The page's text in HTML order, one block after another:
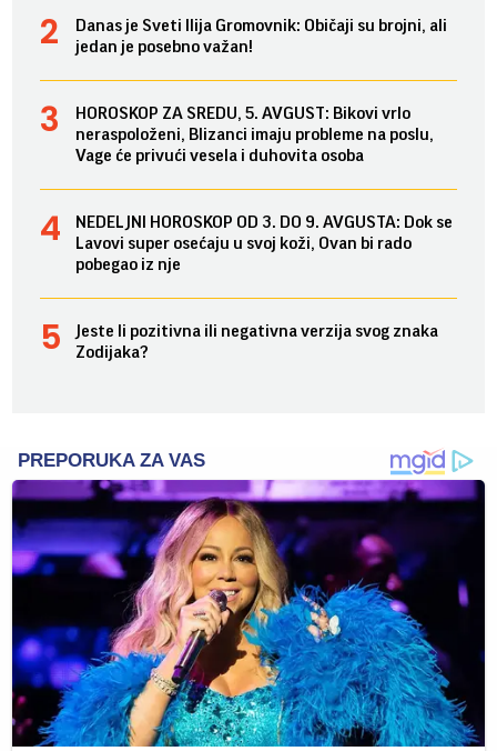
Danas je Sveti Ilija Gromovnik: Običaji su brojni, ali
jedan je posebno važan!
HOROSKOP ZA SREDU, 5. AVGUST: Bikovi vrlo
neraspoloženi, Blizanci imaju probleme na poslu,
Vage će privući vesela i duhovita osoba
NEDELJNI HOROSKOP OD 3. DO 9. AVGUSTA: Dok se
Lavovi super osećaju u svoj koži, Ovan bi rado
pobegao iz nje
Jeste li pozitivna ili negativna verzija svog znaka
Zodijaka?